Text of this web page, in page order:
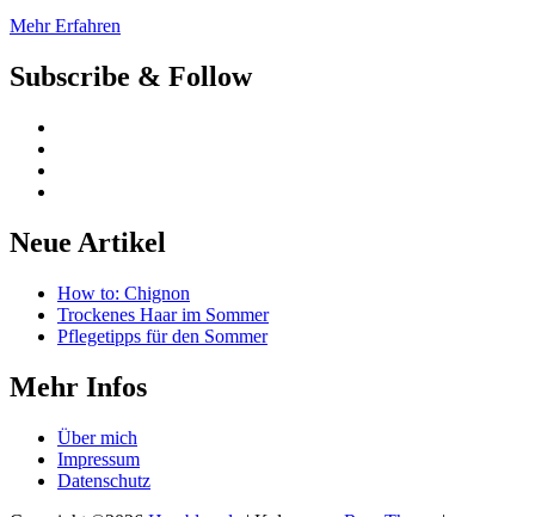
Mehr Erfahren
Subscribe & Follow
Neue Artikel
How to: Chignon
Trockenes Haar im Sommer
Pflegetipps für den Sommer
Mehr Infos
Über mich
Impressum
Datenschutz